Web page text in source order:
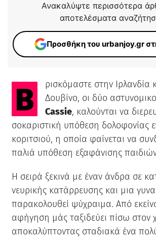
Ανακαλύψτε περισσότερα
αποτελέσματα
Προσθήκη του urbanjoy.gr
Βρισκόμαστε στην Ιρλανδία και στο Δουβίνο, οι δύο
Cassie, καλούνται να
σοκαριστική υπόθεση δολοφονίας
κοριτσιού, η οποία φαίνεται να
παλιά υπόθεση εξαφάνισης
Η σειρά ξεκινά με έναν άνδρα σε
νευρικής κατάρρευσης και μια
παρακολουθεί ψύχραιμα. Από
αφήγηση μάς ταξιδεύει πίσω στον
αποκαλύπτοντας σταδιακά ένα